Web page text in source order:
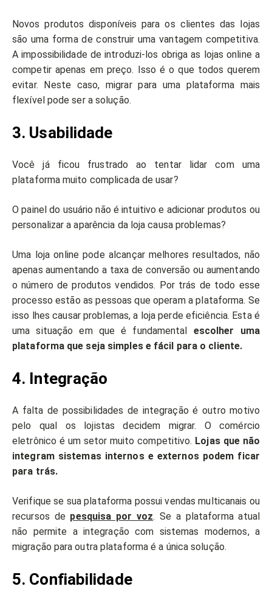
Novos produtos disponíveis para os clientes das lojas
são uma forma de construir uma vantagem competitiva.
A impossibilidade de introduzi-los obriga as lojas online a
competir apenas em preço. Isso é o que todos querem
evitar. Neste caso, migrar para uma plataforma mais
flexível pode ser a solução.
3. Usabilidade
Você já ficou frustrado ao tentar lidar com uma
plataforma muito complicada de usar?
O painel do usuário não é intuitivo e adicionar produtos ou
personalizar a aparência da loja causa problemas?
Uma loja online pode alcançar melhores resultados, não
apenas aumentando a taxa de conversão ou aumentando
o número de produtos vendidos. Por trás de todo esse
processo estão as pessoas que operam a plataforma. Se
isso lhes causar problemas, a loja perde eficiência. Esta é
uma situação em que é fundamental escolher uma
plataforma que seja simples e fácil para o cliente.
4. Integração
A falta de possibilidades de integração é outro motivo
pelo qual os lojistas decidem migrar. O comércio
eletrônico é um setor muito competitivo. Lojas que não
integram sistemas internos e externos podem ficar
para trás.
Verifique se sua plataforma possui vendas multicanais ou
recursos de pesquisa por voz. Se a plataforma atual
não permite a integração com sistemas modernos, a
migração para outra plataforma é a única solução.
5. Confiabilidade